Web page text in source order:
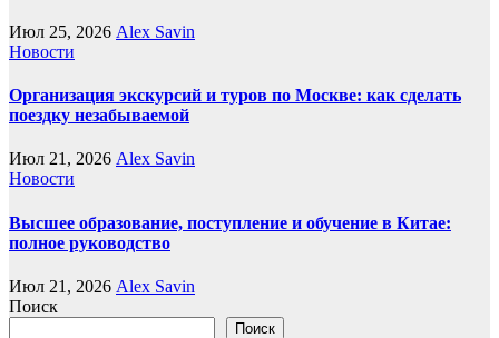
Июл 25, 2026 Alex Savin
Новости
Организация экскурсий и туров по Москве: как сделать
поездку незабываемой
Июл 21, 2026 Alex Savin
Новости
Высшее образование, поступление и обучение в Китае:
полное руководство
Июл 21, 2026 Alex Savin
Поиск
Поиск